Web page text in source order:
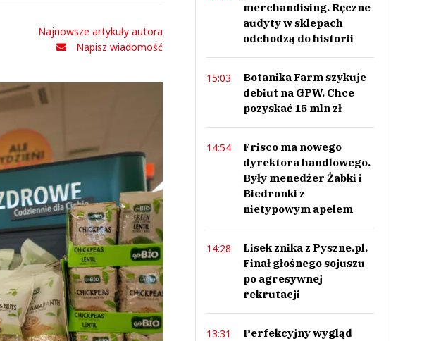
Najnowsze artykuły autora
Napisz wiadomość
merchandising. Ręczne
audyty w sklepach
odchodzą do historii
15:03
Botanika Farm szykuje
debiut na GPW. Chce
pozyskać 15 mln zł
14:54
Frisco ma nowego
dyrektora handlowego.
Były menedżer Żabki i
Biedronki z
nietypowym apelem
14:28
Lisek znika z Pyszne.pl.
Finał głośnego sojuszu
po agresywnej
rekrutacji
13:31
Perfekcyjny wygląd